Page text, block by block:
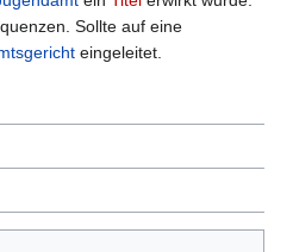
Sollte auf eine
eingeleitet.